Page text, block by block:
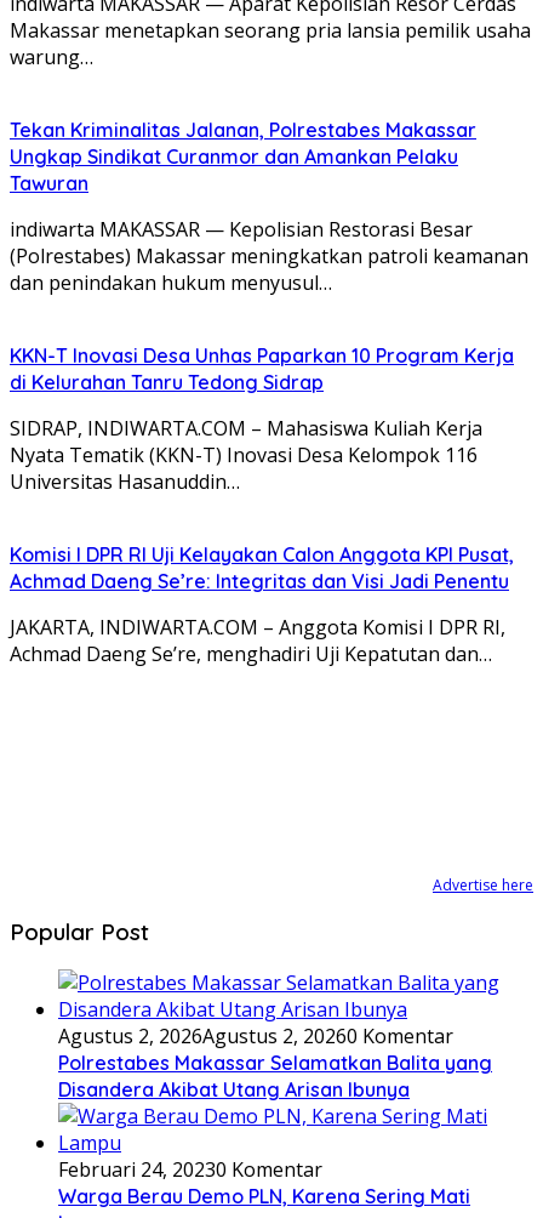
Makassar menetapkan seorang pria lansia pemilik usaha
warung…
Tekan Kriminalitas Jalanan, Polrestabes Makassar
Ungkap Sindikat Curanmor dan Amankan Pelaku
Tawuran
indiwarta MAKASSAR — Kepolisian Restorasi Besar
(Polrestabes) Makassar meningkatkan patroli keamanan
dan penindakan hukum menyusul…
KKN-T Inovasi Desa Unhas Paparkan 10 Program Kerja
di Kelurahan Tanru Tedong Sidrap
SIDRAP, INDIWARTA.COM – Mahasiswa Kuliah Kerja
Nyata Tematik (KKN-T) Inovasi Desa Kelompok 116
Universitas Hasanuddin…
Komisi I DPR RI Uji Kelayakan Calon Anggota KPI Pusat,
Achmad Daeng Se’re: Integritas dan Visi Jadi Penentu
JAKARTA, INDIWARTA.COM – Anggota Komisi I DPR RI,
Achmad Daeng Se’re, menghadiri Uji Kepatutan dan…
Advertise here
Popular Post
Agustus 2, 2026Agustus 2, 20260 Komentar
Polrestabes Makassar Selamatkan Balita yang
Disandera Akibat Utang Arisan Ibunya
Februari 24, 20230 Komentar
Warga Berau Demo PLN, Karena Sering Mati